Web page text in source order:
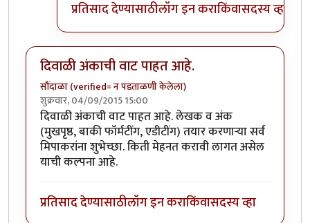
प्रतिसाद देण्यासाठीलॉग इन कराकिंवासदस्य व्हा
दिवाळी अंकाची वाट पाहत आहे.
सौंदाळा (verified= न पडताळणी केलेला)
शुक्रवार, 04/09/2015 15:00
दिवाळी अंकाची वाट पाहत आहे. लेखक व अंक
(मुखपृष्ठ, बाकी फॉर्मटींग, एडीटींग) तयार करणार्‍या सर्व
मिपाकरांना शुभेच्छा. किती मेहनत करावी लागत असेल
याची कल्पना आहे.
प्रतिसाद देण्यासाठीलॉग इन कराकिंवासदस्य व्हा